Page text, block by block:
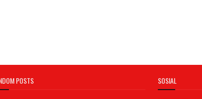
POSTS SOSIAL